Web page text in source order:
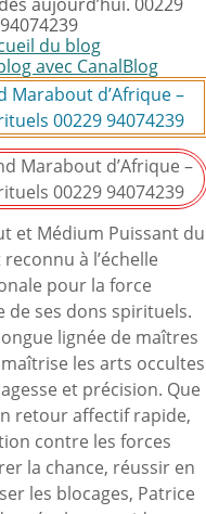
94074239
du blog
avec CanalBlog
Marabout d’Afrique –
00229 94074239
et Médium Puissant du
à l’échelle
pour la force
de ses dons spirituels.
lignée de maîtres
les arts occultes
et précision. Que
retour affectif rapide,
contre les forces
la chance, réussir en
les blocages, Patrice